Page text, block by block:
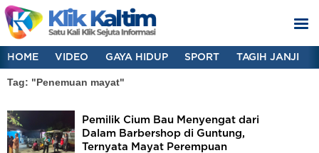
HOME VIDEO GAYA HIDUP SPORT TAGIH JANJI
Tag: "Penemuan mayat"
Pemilik Cium Bau Menyengat dari
Dalam Barbershop di Guntung,
Ternyata Mayat Perempuan